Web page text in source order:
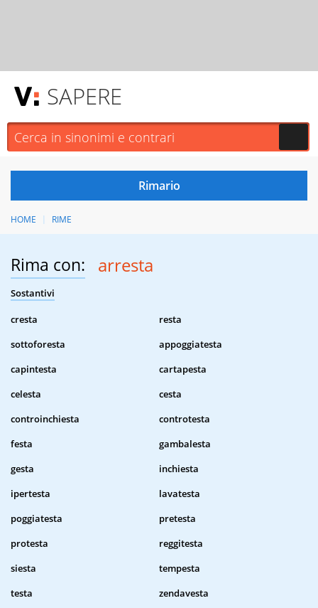
SAPERE
HOME RIME
Rima con: arresta
Sostantivi
cresta
resta
sottoforesta
appoggiatesta
capintesta
cartapesta
celesta
cesta
controinchiesta
controtesta
festa
gambalesta
gesta
inchiesta
ipertesta
lavatesta
poggiatesta
pretesta
protesta
reggitesta
siesta
tempesta
testa
zendavesta